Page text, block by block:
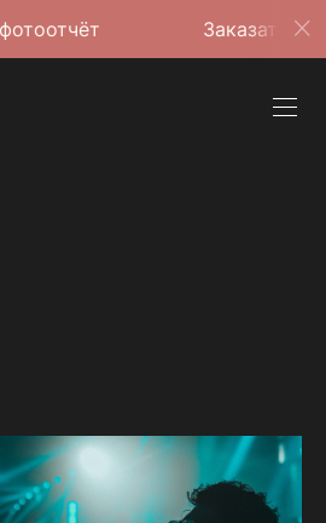
Заказать фотоотчёт